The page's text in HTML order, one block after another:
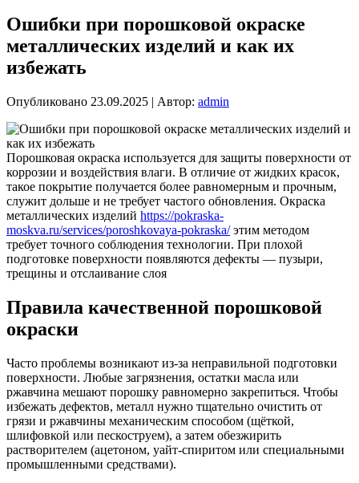
Ошибки при порошковой окраске
металлических изделий и как их
избежать
Опубликовано 23.09.2025 | Автор: admin
Порошковая окраска используется для защиты поверхности от
коррозии и воздействия влаги. В отличие от жидких красок,
такое покрытие получается более равномерным и прочным,
служит дольше и не требует частого обновления. Окраска
металлических изделий https://pokraska-
moskva.ru/services/poroshkovaya-pokraska/этим методом
требует точного соблюдения технологии. При плохой
подготовке поверхности появляются дефекты — пузыри,
трещины и отслаивание слоя
Правила качественной порошковой
окраски
Часто проблемы возникают из-за неправильной подготовки
поверхности. Любые загрязнения, остатки масла или
ржавчина мешают порошку равномерно закрепиться. Чтобы
избежать дефектов, металл нужно тщательно очистить от
грязи и ржавчины механическим способом (щёткой,
шлифовкой или пескоструем), а затем обезжирить
растворителем (ацетоном, уайт-спиритом или специальными
промышленными средствами).